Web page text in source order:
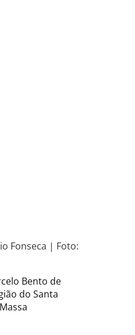
Fonseca | Foto:
Bento de
do Santa